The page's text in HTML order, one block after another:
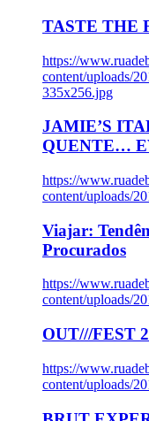
TASTE THE
https://
content/uploads/
335x256.jpg
JAMIE’S
QUENTE…
https://
content/uploads/
Viajar:
Procurados
https://
content/uploads/
OUT///FEST
https://
content/uploads/